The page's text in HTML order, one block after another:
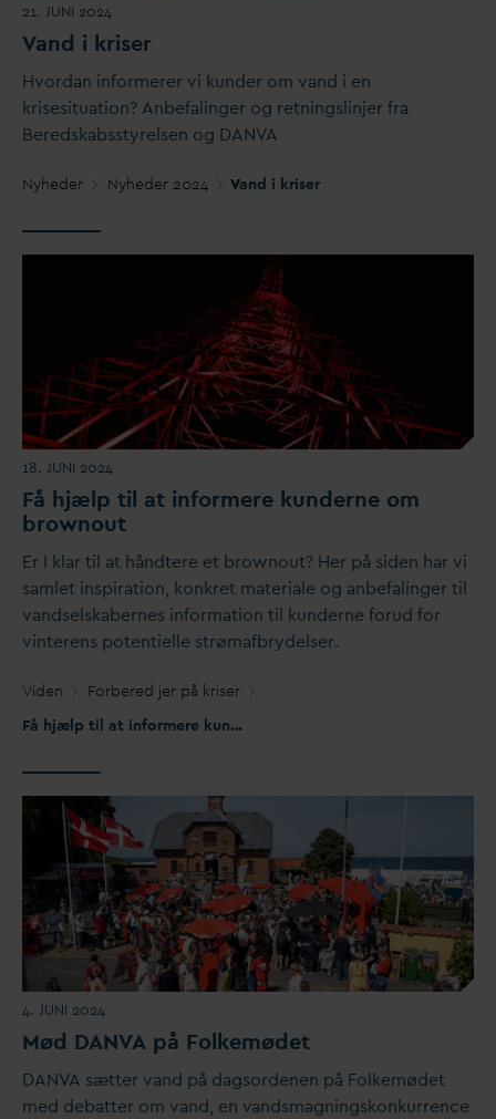
21. JUNI 2024
Vand i kriser
Hvordan informerer vi kunder om vand i en
krisesituation? Anbefalinger og retningslinjer fra
Beredskabsstyrelsen og DANVA
Nyheder Nyheder 2024 Vand i kriser
18. JUNI 2024
Få hjælp til at informere kunderne om
brownout
Er I klar til at håndtere et brownout? Her på siden har vi
samlet inspiration, konkret materiale og anbefalinger til
vandselskabernes information til kunderne forud for
vinterens potentielle strømafbrydelser.
Viden
Forbered jer på kriser
Få hjælp til at informere kunderne om brownout
4. JUNI 2024
Mød DANVA på Folkemødet
DANVA sætter vand på dagsordenen på Folkemødet
med debatter om vand, en vandsmagningskonkurrence